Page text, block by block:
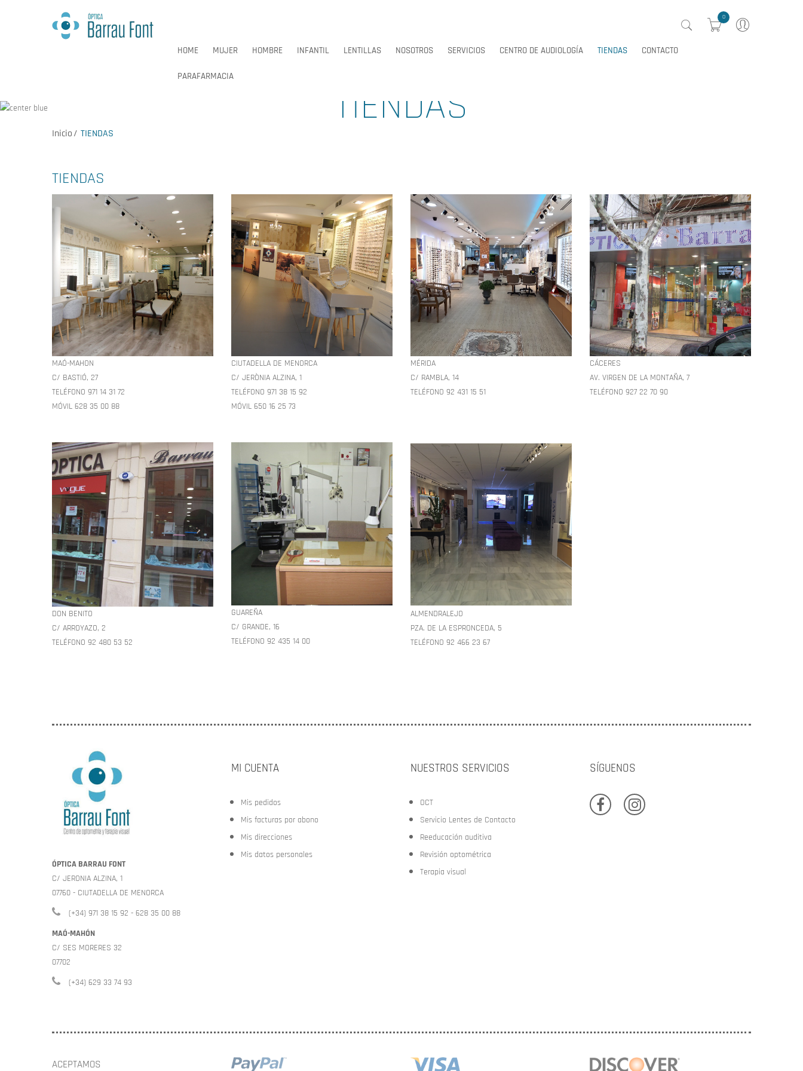
0
HOME MUJER HOMBRE INFANTIL LENTILLAS NOSOTROS SERVICIOS CENTRO DE AUDIOLOGÍA TIENDAS CONTACTO
PARAFARMACIA
TIENDAS
Inicio TIENDAS
TIENDAS
MAÓ-MAHON
C/ BASTIÓ, 27
TELÉFONO 971 14 31 72
MÓVIL 628 35 00 88
CIUTADELLA DE MENORCA
C/ JERÒNIA ALZINA, 1
TELÉFONO 971 38 15 92
MÓVIL 650 16 25 73
MÉRIDA
C/ RAMBLA, 14
TELÉFONO 92 431 15 51
CÁCERES
AV. VIRGEN DE LA MONTAÑA, 7
TELÉFONO 927 22 70 90
DON BENITO
C/ ARROYAZO, 2
TELÉFONO 92 480 53 52
GUAREÑA
C/ GRANDE, 16
TELÉFONO 92 435 14 00
ALMENDRALEJO
PZA. DE LA ESPRONCEDA, 5
TELÉFONO 92 466 23 67
ÓPTICA BARRAU FONT
C/ JERONIA ALZINA, 1
07760 - CIUTADELLA DE MENORCA
(+34) 971 38 15 92 - 628 35 00 88
MAÓ-MAHÓN
C/ SES MORERES 32
07702
(+34) 629 33 74 93
MI CUENTA
Mis pedidos
Mis facturas por abono
Mis direcciones
Mis datos personales
NUESTROS SERVICIOS
OCT
Servicio Lentes de Contacto
Reeducación auditiva
Revisión optométrica
Terapia visual
SÍGUENOS
ACEPTAMOS